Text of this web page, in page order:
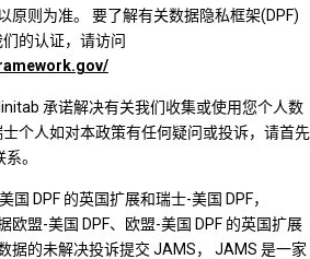
原则为准。 要了解有关数据隐私框架(DPF)
的认证，请访问
承诺解决有关我们收集或使用您个人数
个人如对本政策有任何疑问或投诉，请首先
系。
国 DPF 的英国扩展和瑞士-美国 DPF，
欧盟-美国 DPF、欧盟-美国 DPF 的英国扩展
据的未解决投诉提交 JAMS， JAMS 是一家